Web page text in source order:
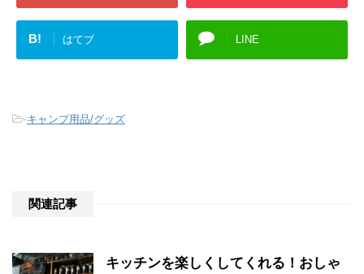
B! はてブ LINE
-キャンプ用品/グッズ
関連記事
キッチンを楽しくしてくれる！おしゃ